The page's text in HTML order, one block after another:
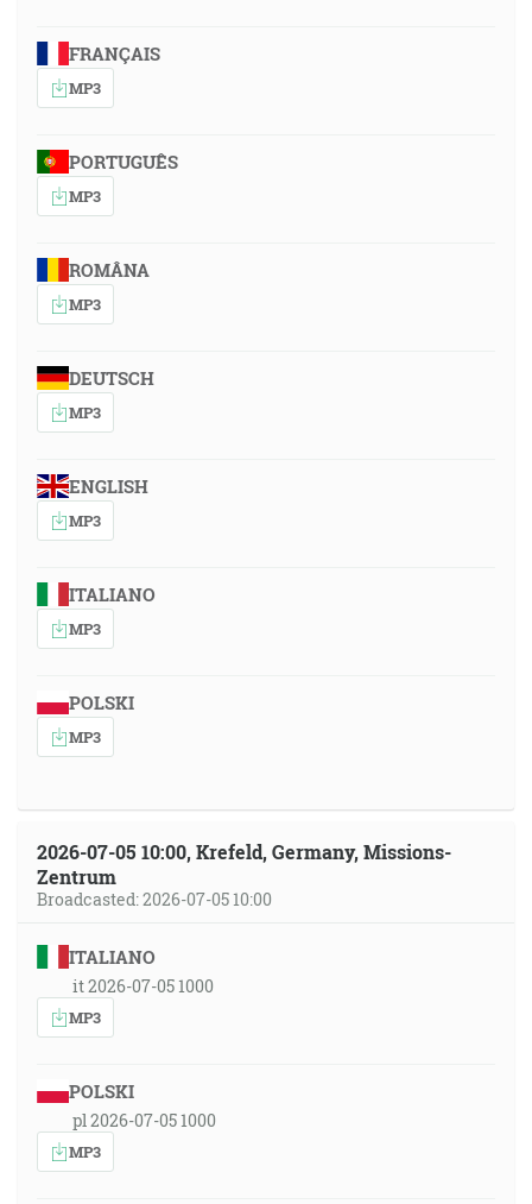
FRANÇAIS
MP3
PORTUGUÊS
MP3
ROMÂNA
MP3
DEUTSCH
MP3
ENGLISH
MP3
ITALIANO
MP3
POLSKI
MP3
2026-07-05 10:00, Krefeld, Germany, Missions-
Zentrum
Broadcasted: 2026-07-05 10:00
ITALIANO
it 2026-07-05 1000
MP3
POLSKI
pl 2026-07-05 1000
MP3